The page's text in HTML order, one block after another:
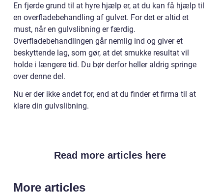
En fjerde grund til at hyre hjælp er, at du kan få hjælp til
en overfladebehandling af gulvet. For det er altid et
must, når en gulvslibning er færdig.
Overfladebehandlingen går nemlig ind og giver et
beskyttende lag, som gør, at det smukke resultat vil
holde i længere tid. Du bør derfor heller aldrig springe
over denne del.
Nu er der ikke andet for, end at du finder et firma til at
klare din gulvslibning.
Read more articles here
More articles